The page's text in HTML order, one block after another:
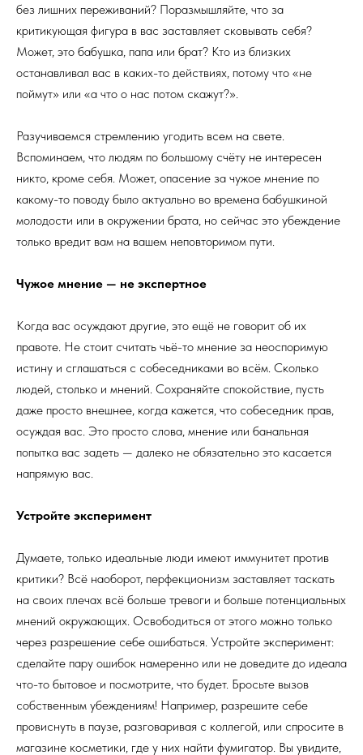
без лишних переживаний? Поразмышляйте, что за
критикующая фигура в вас заставляет сковывать себя?
Может, это бабушка, папа или брат? Кто из близких
останавливал вас в каких-то действиях, потому что «не
поймут» или «а что о нас потом скажут?».
Разучиваемся стремлению угодить всем на свете.
Вспоминаем, что людям по большому счёту не интересен
никто, кроме себя. Может, опасение за чужое мнение по
какому-то поводу было актуально во времена бабушкиной
молодости или в окружении брата, но сейчас это убеждение
только вредит вам на вашем неповторимом пути.
Чужое мнение — не экспертное
Когда вас осуждают другие, это ещё не говорит об их
правоте. Не стоит считать чьё-то мнение за неоспоримую
истину и сглашаться с собеседниками во всём. Сколько
людей, столько и мнений. Сохраняйте спокойствие, пусть
даже просто внешнее, когда кажется, что собеседник прав,
осуждая вас. Это просто слова, мнение или банальная
попытка вас задеть — далеко не обязательно это касается
напрямую вас.
Устройте эксперимент
Думаете, только идеальные люди имеют иммунитет против
критики? Всё наоборот, перфекционизм заставляет таскать
на своих плечах всё больше тревоги и больше потенциальных
мнений окружающих. Освободиться от этого можно только
через разрешение себе ошибаться. Устройте эксперимент:
сделайте пару ошибок намеренно или не доведите до идеала
что-то бытовое и посмотрите, что будет. Бросьте вызов
собственным убеждениям! Например, разрешите себе
провиснуть в паузе, разговаривая с коллегой, или спросите в
магазине косметики, где у них найти фумигатор. Вы увидите,